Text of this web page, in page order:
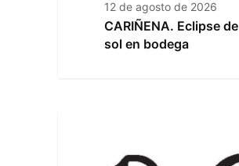
12 de agosto de 2026
CARIÑENA. Eclipse de
sol en bodega